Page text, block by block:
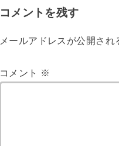
コメントを残す
メールアドレスが公開され
コメント ※